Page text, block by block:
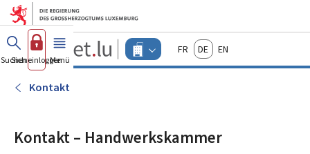
Zum Hauptmenü
Zum Inhalt
Guichet.lu
Changer
d'espace
FrançaisDeutschEnglish
Suchen
Sich einloggen
Menü Haupt-
Kontakt
Kontakt – Handwerkskammer